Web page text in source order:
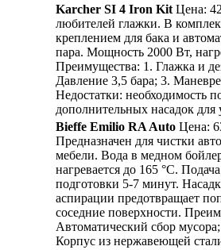
Karcher SI 4 Iron KitЦена:
любителей глажки. В
креплением для бака и
пара. Мощность 2000 Вт,
Преимущества: 1. Глажка и
Давление 3,5 бара; 3.
Недостатки: необходимость
дополнительных насадок для
Bieffe Emilio RA Auto Цена:
Предназначен для чистки
мебели. Вода в медном
нагревается до 165 °С.
подготовки 5-7 минут.
аспирации предотвращает
соседние поверхности.
Автоматический сбор
Корпус из нержавеющей